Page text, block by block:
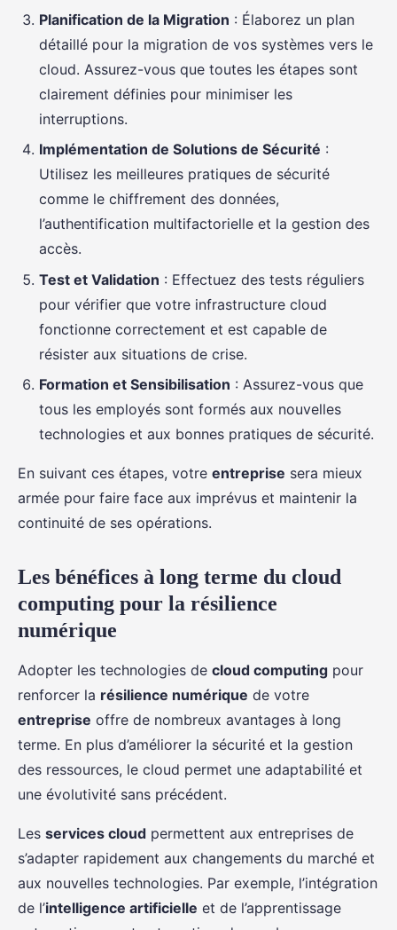
Planification de la Migration : Élaborez un plan
détaillé pour la migration de vos systèmes vers le
cloud. Assurez-vous que toutes les étapes sont
clairement définies pour minimiser les
interruptions.
Implémentation de Solutions de Sécurité :
Utilisez les meilleures pratiques de sécurité
comme le chiffrement des données,
l’authentification multifactorielle et la gestion des
accès.
Test et Validation : Effectuez des tests réguliers
pour vérifier que votre infrastructure cloud
fonctionne correctement et est capable de
résister aux situations de crise.
Formation et Sensibilisation : Assurez-vous que
tous les employés sont formés aux nouvelles
technologies et aux bonnes pratiques de sécurité.
En suivant ces étapes, votre entreprise sera mieux
armée pour faire face aux imprévus et maintenir la
continuité de ses opérations.
Les bénéfices à long terme du cloud
computing pour la résilience
numérique
Adopter les technologies de cloud computing pour
renforcer la résilience numérique de votre
entreprise offre de nombreux avantages à long
terme. En plus d’améliorer la sécurité et la gestion
des ressources, le cloud permet une adaptabilité et
une évolutivité sans précédent.
Les services cloud permettent aux entreprises de
s’adapter rapidement aux changements du marché et
aux nouvelles technologies. Par exemple, l’intégration
de l’intelligence artificielle et de l’apprentissage